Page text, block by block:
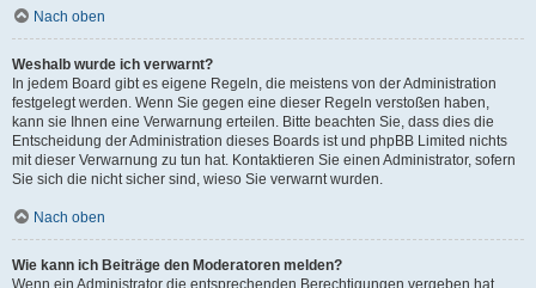
Nach oben
Weshalb wurde ich verwarnt?
In jedem Board gibt es eigene Regeln, die meistens von der Administration
festgelegt werden. Wenn Sie gegen eine dieser Regeln verstoßen haben,
kann sie Ihnen eine Verwarnung erteilen. Bitte beachten Sie, dass dies die
Entscheidung der Administration dieses Boards ist und phpBB Limited nichts
mit dieser Verwarnung zu tun hat. Kontaktieren Sie einen Administrator, sofern
Sie sich die nicht sicher sind, wieso Sie verwarnt wurden.
Nach oben
Wie kann ich Beiträge den Moderatoren melden?
Wenn ein Administrator die entsprechenden Berechtigungen vergeben hat,